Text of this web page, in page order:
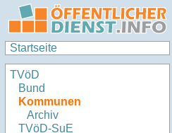
Startseite
TVöD
Bund
Kommunen
Archiv
TVöD-SuE